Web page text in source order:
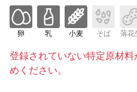
卵 乳 小麦 そば 落花
登録されていない特定原材
めください。